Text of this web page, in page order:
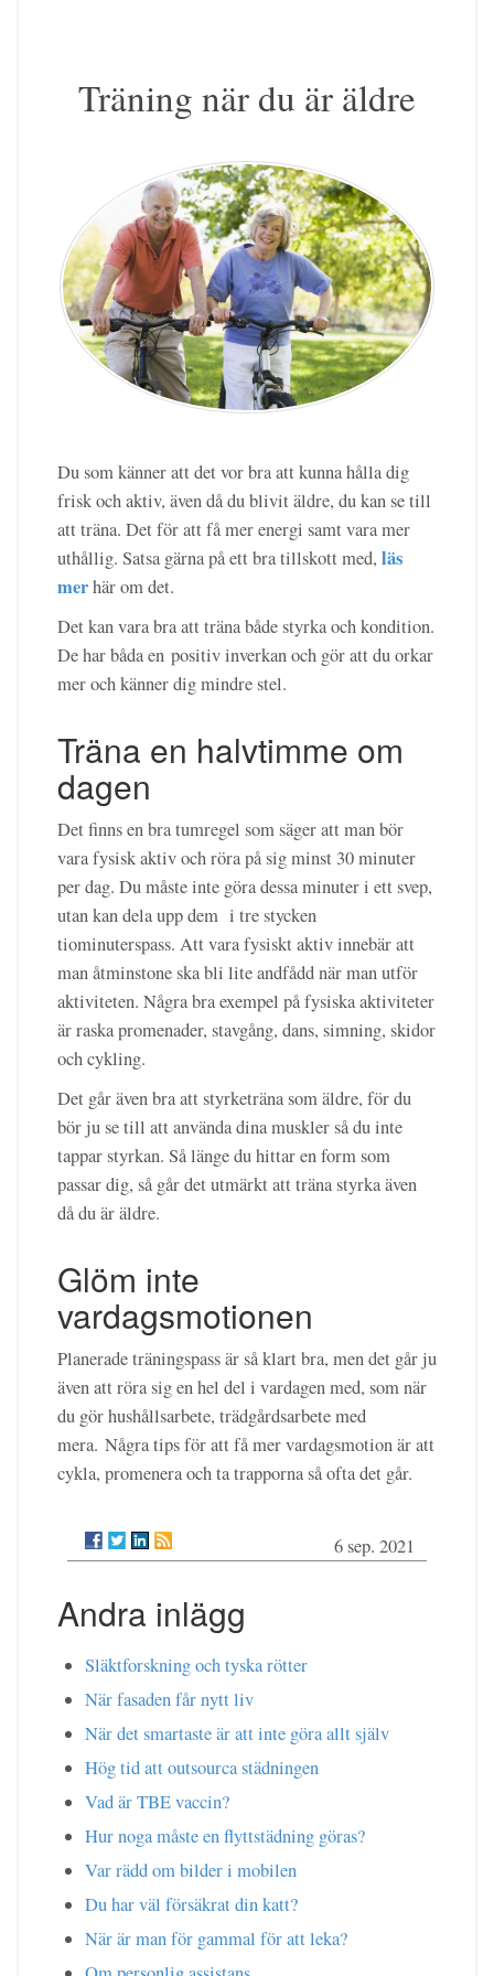
Träning när du är äldre
Du som känner att det vor bra att kunna hålla dig
frisk och aktiv, även då du blivit äldre, du kan se till
att träna. Det för att få mer energi samt vara mer
uthållig. Satsa gärna på ett bra tillskott med, läs
merhär om det.
Det kan vara bra att träna både styrka och kondition.
De har båda en positiv inverkan och gör att du orkar
mer och känner dig mindre stel.
Träna en halvtimme om
dagen
Det finns en bra tumregel som säger att man bör
vara fysisk aktiv och röra på sig minst 30 minuter
per dag. Du måste inte göra dessa minuter i ett svep,
utan kan dela upp dem i tre stycken
tiominuterspass. Att vara fysiskt aktiv innebär att
man åtminstone ska bli lite andfådd när man utför
aktiviteten. Några bra exempel på fysiska aktiviteter
är raska promenader, stavgång, dans, simning, skidor
och cykling.
Det går även bra att styrketräna som äldre, för du
bör ju se till att använda dina muskler så du inte
tappar styrkan. Så länge du hittar en form som
passar dig, så går det utmärkt att träna styrka även
då du är äldre.
Glöm inte
vardagsmotionen
Planerade träningspass är så klart bra, men det går ju
även att röra sig en hel del i vardagen med, som när
du gör hushållsarbete, trädgårdsarbete med
mera. Några tips för att få mer vardagsmotion är att
cykla, promenera och ta trapporna så ofta det går.
6 sep. 2021
Andra inlägg
Släktforskning och tyska rötter
När fasaden får nytt liv
När det smartaste är att inte göra allt själv
Hög tid att outsourca städningen
Vad är TBE vaccin?
Hur noga måste en flyttstädning göras?
Var rädd om bilder i mobilen
Du har väl försäkrat din katt?
När är man för gammal för att leka?